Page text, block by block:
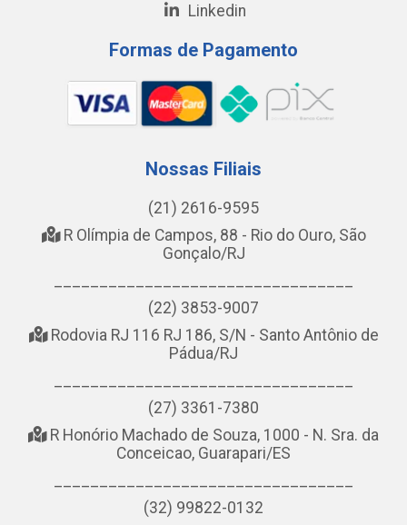
Linkedin
Formas de Pagamento
Nossas Filiais
(21) 2616-9595
R Olímpia de Campos, 88 - Rio do Ouro, São
Gonçalo/RJ
(22) 3853-9007
Rodovia RJ 116 RJ 186, S/N - Santo Antônio de
Pádua/RJ
(27) 3361-7380
R Honório Machado de Souza, 1000 - N. Sra. da
Conceicao, Guarapari/ES
(32) 99822-0132